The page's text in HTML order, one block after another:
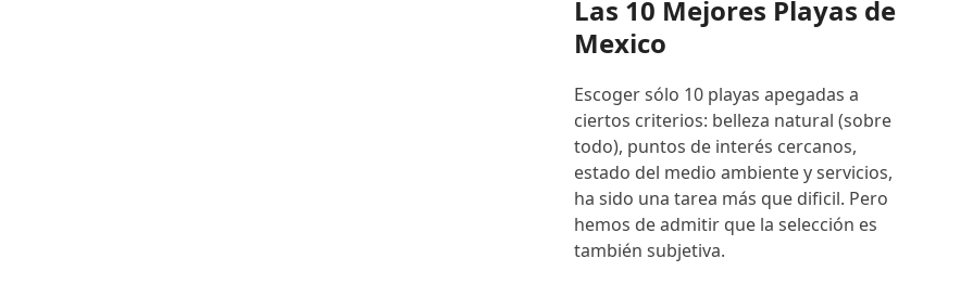
Las 10 Mejores Playas de
Mexico
Escoger sólo 10 playas apegadas a
ciertos criterios: belleza natural (sobre
todo), puntos de interés cercanos,
estado del medio ambiente y servicios,
ha sido una tarea más que dificil. Pero
hemos de admitir que la selección es
también subjetiva.